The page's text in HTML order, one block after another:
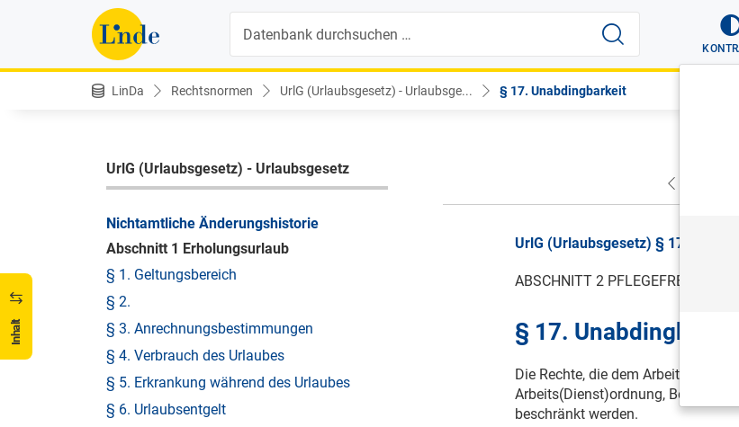
LinDa Rechtsnormen UrlG (Urlaubsgesetz) - Urlaubsge... § 17. Unabdingbarkeit
Inhalt
UrlG (Urlaubsgesetz) - Urlaubsgesetz
Nichtamtliche Änderungshistorie
Abschnitt 1 Erholungsurlaub
§ 1. Geltungsbereich
§ 2.
§ 3. Anrechnungsbestimmungen
§ 4. Verbrauch des Urlaubes
§ 5. Erkrankung während des Urlaubes
§ 6. Urlaubsentgelt
UrlG (Urlaubsgesetz) § 17.
ABSCHNITT 2
§ 17. Unabdingbarkeit
Die Rechte, die dem Arbeitnehmer
Arbeits(Dienst)ordnung,
beschränkt werden.